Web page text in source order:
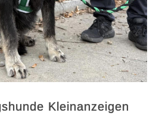
Kleinanzeigen